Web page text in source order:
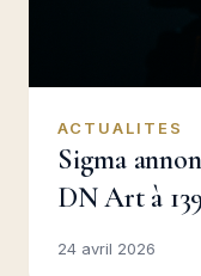
ACTUALITES
Sigma
DN Art à
24 avril 2026